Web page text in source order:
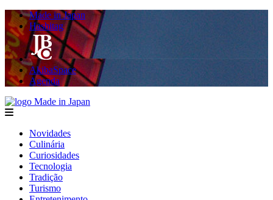
Made in Japan
Hashitag
AkibaSpace
Agenda
menu
Novidades
Culinária
Curiosidades
Tecnologia
Tradição
Turismo